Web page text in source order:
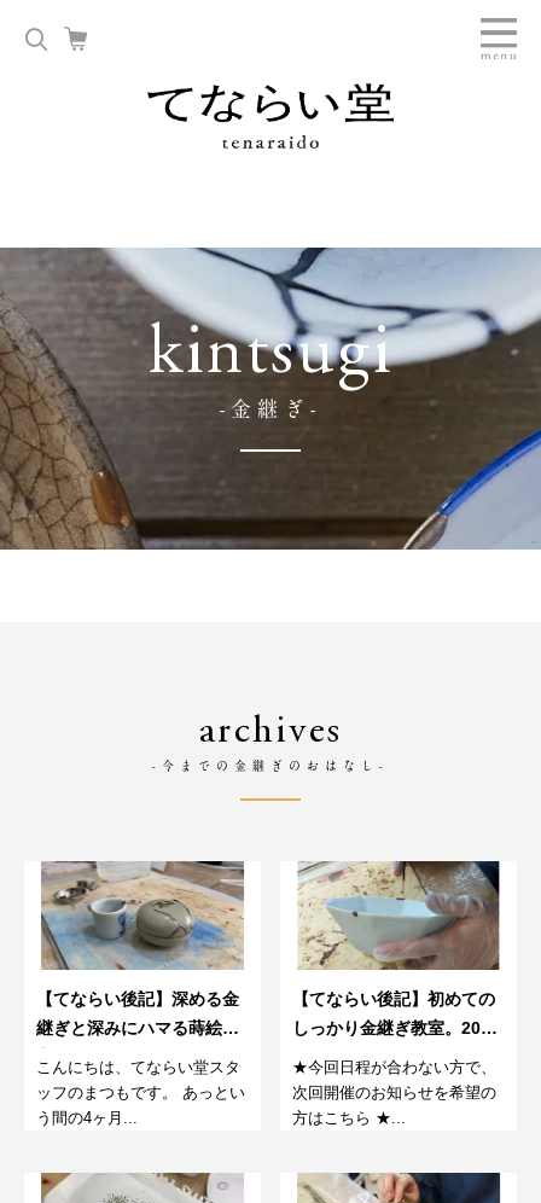
kintsugi
-金継ぎ-
archives
-今までの金継ぎのおはなし-
【てならい後記】深める金
継ぎと深みにハマる蒔絵教
室。23年春（第７回）
こんにちは、てならい堂スタ
ッフのまつもです。 あっとい
う間の4ヶ月...
【てならい後記】初めての
しっかり金継ぎ教室。2023
春～6回目～
★今回日程が合わない方で、
次回開催のお知らせを希望の
方はこちら ★...